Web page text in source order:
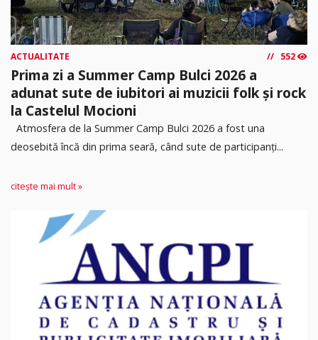
ACTUALITATE 552
Prima zi a Summer Camp Bulci 2026 a
adunat sute de iubitori ai muzicii folk și rock
la Castelul Mocioni
Atmosfera de la Summer Camp Bulci 2026 a fost una
deosebită încă din prima seară, când sute de participanți...
citește mai mult »